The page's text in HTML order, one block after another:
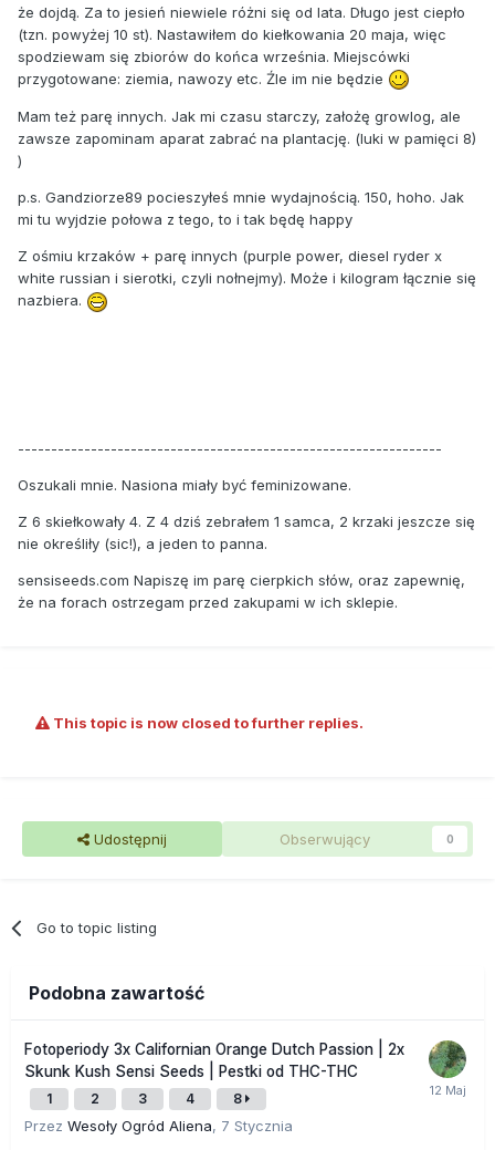
że dojdą. Za to jesień niewiele różni się od lata. Długo jest ciepło
(tzn. powyżej 10 st). Nastawiłem do kiełkowania 20 maja, więc
spodziewam się zbiorów do końca września. Miejscówki
przygotowane: ziemia, nawozy etc. Źle im nie będzie
Mam też parę innych. Jak mi czasu starczy, założę growlog, ale
zawsze zapominam aparat zabrać na plantację. (luki w pamięci 8)
)
p.s. Gandziorze89 pocieszyłeś mnie wydajnością. 150, hoho. Jak
mi tu wyjdzie połowa z tego, to i tak będę happy
Z ośmiu krzaków + parę innych (purple power, diesel ryder x
white russian i sierotki, czyli nołnejmy). Może i kilogram łącznie się
nazbiera.
----------------------------------------------------------------
Oszukali mnie. Nasiona miały być feminizowane.
Z 6 skiełkowały 4. Z 4 dziś zebrałem 1 samca, 2 krzaki jeszcze się
nie określiły (sic!), a jeden to panna.
sensiseeds.com Napiszę im parę cierpkich słów, oraz zapewnię,
że na forach ostrzegam przed zakupami w ich sklepie.
This topic is now closed to further replies.
Udostępnij Obserwujący 0
Go to topic listing
Podobna zawartość
Fotoperiody 3x Californian Orange Dutch Passion | 2x
Skunk Kush Sensi Seeds | Pestki od THC-THC
1 2 3 4 8
Przez Wesoły Ogród Aliena, 7 Stycznia